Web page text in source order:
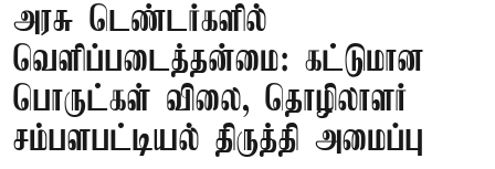
அரசு டெண்டர்களில்
வெளிப்படைத்தன்மை: கட்டுமான
பொருட்கள் விலை, தொழிலாளர்
சம்பளபட்டியல் திருத்தி அமைப்பு